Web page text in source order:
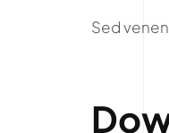
Sed